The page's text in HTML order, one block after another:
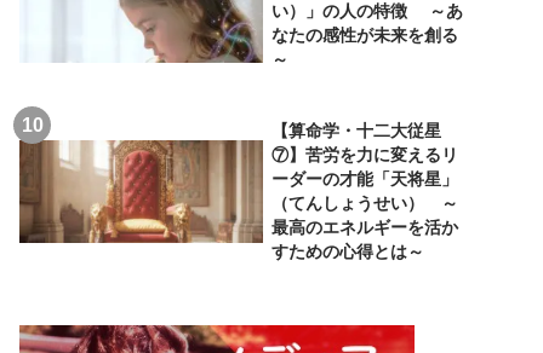
い）」の人の特徴 ～あ
なたの感性が未来を創る
～
【算命学・十二大従星
⑦】苦労を力に変えるリ
ーダーの才能「天将星」
（てんしょうせい） ～
最高のエネルギーを活か
すための心得とは～